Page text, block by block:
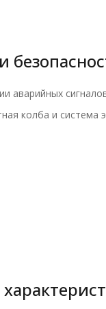
аварийных
колба и система